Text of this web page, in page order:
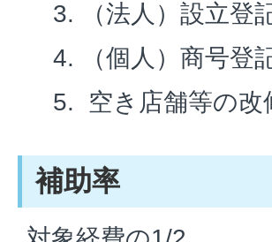
（法人）設立登
（個人）商号登
空き店舗等の
補助率